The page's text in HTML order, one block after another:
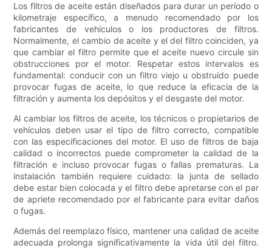
Los filtros de aceite están diseñados para durar un período o
kilometraje específico, a menudo recomendado por los
fabricantes de vehículos o los productores de filtros.
Normalmente, el cambio de aceite y el del filtro coinciden, ya
que cambiar el filtro permite que el aceite nuevo circule sin
obstrucciones por el motor. Respetar estos intervalos es
fundamental: conducir con un filtro viejo u obstruido puede
provocar fugas de aceite, lo que reduce la eficacia de la
filtración y aumenta los depósitos y el desgaste del motor.
Al cambiar los filtros de aceite, los técnicos o propietarios de
vehículos deben usar el tipo de filtro correcto, compatible
con las especificaciones del motor. El uso de filtros de baja
calidad o incorrectos puede comprometer la calidad de la
filtración e incluso provocar fugas o fallas prematuras. La
instalación también requiere cuidado: la junta de sellado
debe estar bien colocada y el filtro debe apretarse con el par
de apriete recomendado por el fabricante para evitar daños
o fugas.
Además del reemplazo físico, mantener una calidad de aceite
adecuada prolonga significativamente la vida útil del filtro.